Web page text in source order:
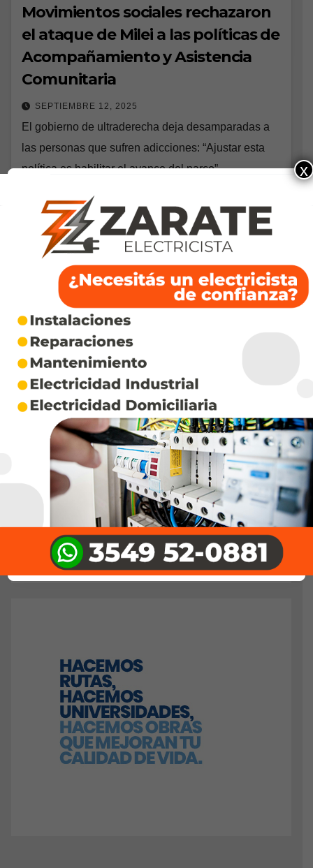
Movimientos sociales rechazaron
el ataque de Milei a las políticas de
Acompañamiento y Asistencia
Comunitaria
SEPTIEMBRE 12, 2025
El gobierno de ultraderecha deja desamparadas a
las personas que sufren adicciones: “Ajustar esta
política es habilitar el avance del narco”,
decidió poner…
x